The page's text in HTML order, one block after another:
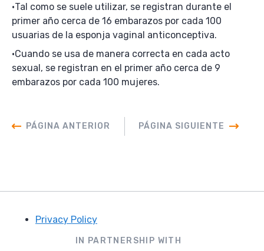
Tal como se suele utilizar, se registran durante el
primer año cerca de 16 embarazos por cada 100
usuarias de la esponja vaginal anticonceptiva.
Cuando se usa de manera correcta en cada acto
sexual, se registran en el primer año cerca de 9
embarazos por cada 100 mujeres.
PÁGINA ANTERIOR PÁGINA SIGUIENTE
Privacy Policy
IN PARTNERSHIP WITH